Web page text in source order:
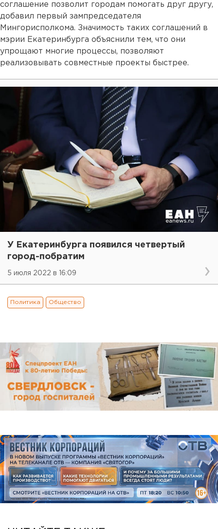
соглашение позволит городам помогать друг другу,
добавил первый зампредседателя
Мингорисполкома. Значимость таких соглашений в
мэрии Екатеринбурга объяснили тем, что они
упрощают многие процессы, позволяют
реализовывать совместные проекты быстрее.
У Екатеринбурга появился четвертый
город-побратим
5 июля 2022 в 16:09
Политика Общество